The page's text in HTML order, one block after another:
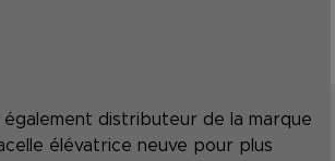
également distributeur de la marque
élévatrice neuve pour plus